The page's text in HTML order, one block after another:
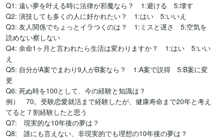
Q1: 遠い夢を叶える時に法律が邪魔なら？　1:避ける　5:壊す
Q2: 演技しても多くの人に好かれたい？　1:はい　5:いいえ
Q3: 友人関係でちょっとイラつくのは？　1:ミスと遅さ　5:空気を
読めない察しない
Q4: 余命1ヶ月と言われたら生活は変わりますか？　1:はい　5:いい
え
Q5: 自分がA案でまわり9人がB案なら？　1:A案で説得　5:B案に変
更
Q6: 死ぬ時を100として、今の経験と知識は？
例）　70。受験恋愛就活まで経験したが、健康寿命まで20年と考え
てると７割経験したと思う
Q7:　現実的な10年後の夢は？
Q8:　誰にも言えない、非現実的でも理想の10年後の夢は？